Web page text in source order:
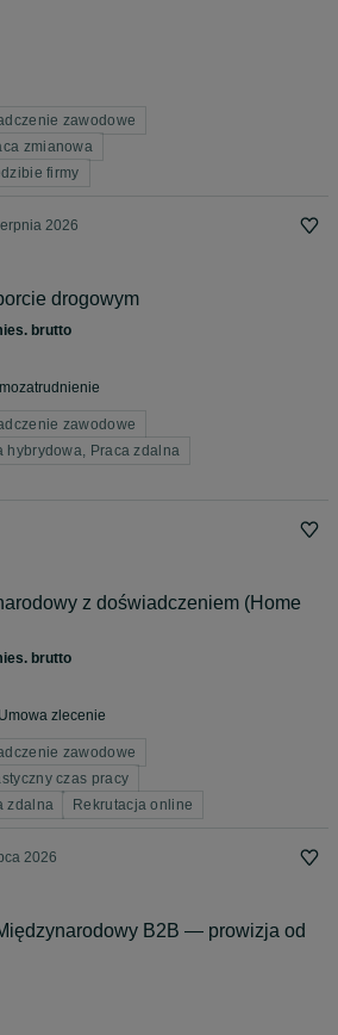
zawodowe
zmianowa
firmy
2026
drogowym
brutto
zawodowe
hybrydowa, Praca zdalna
z doświadczeniem (Home
brutto
zlecenie
zawodowe
czas pracy
zdalna
Rekrutacja online
2026
B2B — prowizja od